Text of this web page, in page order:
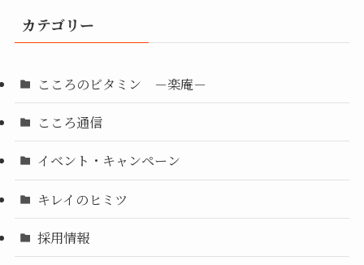
カテゴリー
こころのビタミン －楽庵－
こころ通信
イベント・キャンペーン
キレイのヒミツ
採用情報